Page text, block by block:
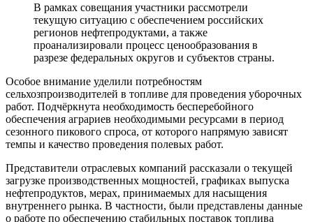
В рамках совещания участники рассмотрели
текущую ситуацию с обеспечением российских
регионов нефтепродуктами, а также
проанализировали процесс ценообразования в
разрезе федеральных округов и субъектов страны.
Особое внимание уделили потребностям
сельхозпроизводителей в топливе для проведения уборочных
работ. Подчёркнута необходимость бесперебойного
обеспечения аграриев необходимыми ресурсами в период
сезонного пикового спроса, от которого напрямую зависят
темпы и качество проведения полевых работ.
Представители отраслевых компаний рассказали о текущей
загрузке производственных мощностей, графиках выпуска
нефтепродуктов, мерах, принимаемых для насыщения
внутреннего рынка. В частности, были представлены данные
о работе по обеспечению стабильных поставок топлива